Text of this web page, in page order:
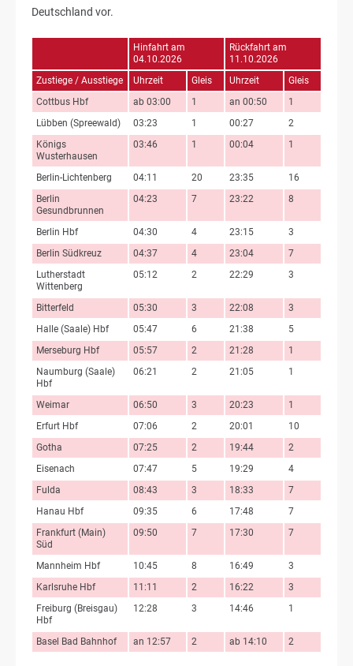
Deutschland vor.
Hinfahrt am
04.10.2026
Rückfahrt am
11.10.2026
Zustiege / Ausstiege
Uhrzeit Gleis Uhrzeit
Gleis
Cottbus Hbf
ab 03:00 1 an 00:50
1
Lübben (Spreewald)
03:23 1 00:27
2
Königs
Wusterhausen
03:46 1 00:04 1
Berlin-Lichtenberg 04:11 20 23:35
16
Berlin
Gesundbrunnen
04:23 7 23:22 8
Berlin Hbf 04:30 4 23:15
3
Berlin Südkreuz
04:37 4 23:04
7
Lutherstadt
Wittenberg
05:12 2 22:29 3
Bitterfeld 05:30 3 22:08
3
Halle (Saale) Hbf
05:47 6 21:38
5
Merseburg Hbf
05:57 2 21:28
1
Naumburg (Saale)
Hbf
06:21 2 21:05 1
Weimar 06:50 3 20:23
1
Erfurt Hbf
07:06 2 20:01
10
Gotha
07:25 2 19:44
2
Eisenach
07:47 5 19:29
4
Fulda
08:43 3 18:33
7
Hanau Hbf
09:35 6 17:48
7
Frankfurt (Main)
Süd
09:50 7 17:30 7
Mannheim Hbf 10:45 8 16:49
3
Karlsruhe Hbf
11:11 2 16:22
3
Freiburg (Breisgau)
Hbf
12:28 3 14:46 1
Basel Bad Bahnhof an 12:57 2 ab 14:10 2